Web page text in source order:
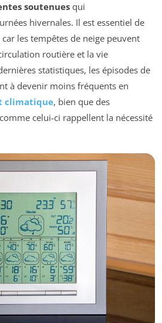
soutenues qui
hivernales. Il est essentiel de
les tempêtes de neige peuvent
routière et la vie
statistiques, les épisodes de
à devenir moins fréquents en
climatique, bien que des
celui-ci rappellent la nécessité